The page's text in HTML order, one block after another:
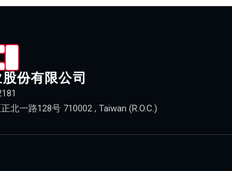
份有限公司
北一路128号 710002 , Taiwan (R.O.C.)